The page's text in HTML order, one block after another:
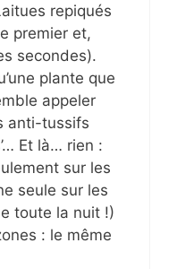
repiqués
premier et,
secondes).
plante que
appeler
anti-tussifs
Et là… rien :
sur les
seule sur les
toute la nuit !)
: le même